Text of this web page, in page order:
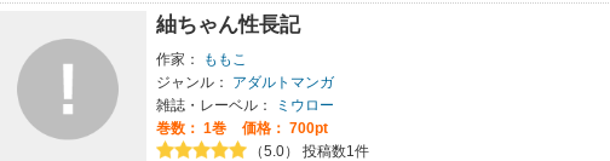
紬ちゃん性長記
作家：
ももこ
ジャンル：
アダルトマンガ
雑誌・レーベル：
ミウロー
巻数： 1巻
価格： 700pt
（5.0） 投稿数1件